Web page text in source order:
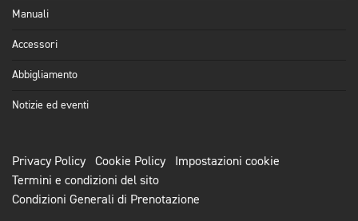
Manuali
Accessori
Abbigliamento
Notizie ed eventi
Privacy Policy Cookie Policy
Impostazioni cookie
Termini e condizioni del sito
Condizioni Generali di Prenotazione